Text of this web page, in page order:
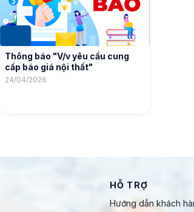
Thông báo "V/v yêu cầu cung
cấp báo giá nội thất"
24/04/2026
HỖ TRỢ
Hướng dẫn khách